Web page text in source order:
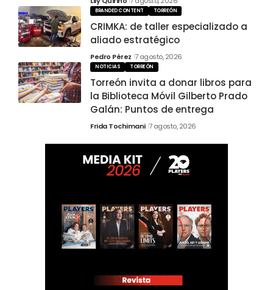
BRANDED CONTENT TORREÓN
CRIMKA: de taller especializado a
aliado estratégico
Pedro Pérez 7 agosto, 2026
NOTICIAS TORREÓN
Torreón invita a donar libros para
la Biblioteca Móvil Gilberto Prado
Galán: Puntos de entrega
Frida Tochimani 7 agosto, 2026